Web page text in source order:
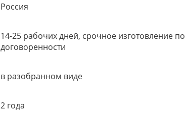
Россия
14-25 рабочих дней, срочное изготовление по
договоренности
в разобранном виде
2 года